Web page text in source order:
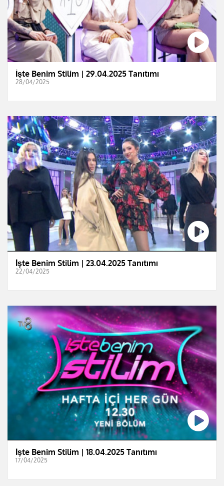
İşte Benim Stilim | 29.04.2025 Tanıtımı
28/04/2025
İşte Benim Stilim | 23.04.2025 Tanıtımı
22/04/2025
İşte Benim Stilim | 18.04.2025 Tanıtımı
17/04/2025